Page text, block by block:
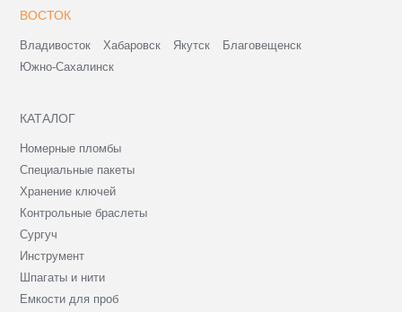
ВОСТОК
Владивосток Хабаровск Якутск
Благовещенск
Южно-Сахалинск
КАТАЛОГ
Номерные пломбы
Специальные пакеты
Хранение ключей
Контрольные браслеты
Сургуч
Инструмент
Шпагаты и нити
Емкости для проб